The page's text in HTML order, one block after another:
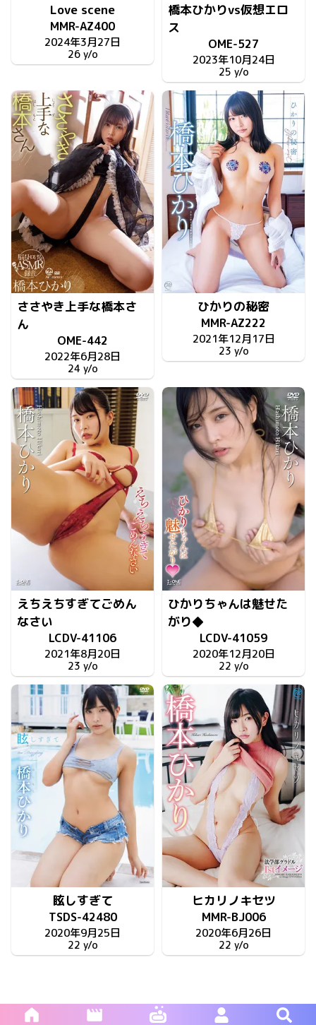
Love scene
MMR-AZ400
2024年3月27日
26 y/o
橋本ひかりvs仮想エロ
ス
OME-527
2023年10月24日
25 y/o
ささやき上手な橋本さ
ん
OME-442
2022年6月28日
24 y/o
ひかりの秘密
MMR-AZ222
2021年12月17日
23 y/o
えちえちすぎてごめん
なさい
LCDV-41106
2021年8月20日
23 y/o
ひかりちゃんは魅せた
がり◆
LCDV-41059
2020年12月20日
22 y/o
眩しすぎて
TSDS-42480
2020年9月25日
22 y/o
ヒカリノキセツ
MMR-BJ006
2020年6月26日
22 y/o